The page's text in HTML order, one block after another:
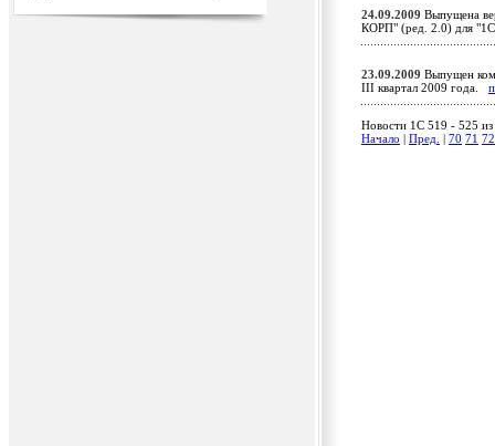
24.09.2009 Выпущена
КОРП" (ред. 2.0) для
23.09.2009 Выпущен
III квартал 2009 года.
Новости 1C 519 - 525
Начало
Пред. 70 71 72